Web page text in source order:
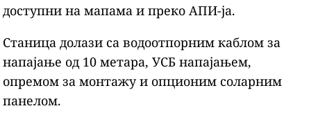
доступни на мапама и преко АПИ-ја.
Станица долази са водоотпорним каблом за
напајање од 10 метара, УСБ напајањем,
опремом за монтажу и опционим соларним
панелом.